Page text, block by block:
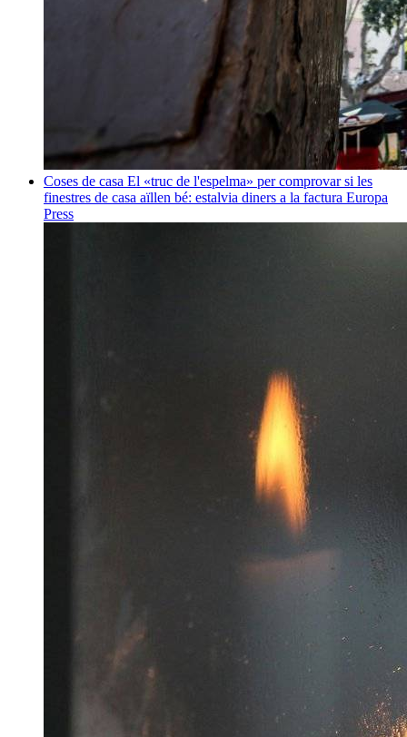
Coses de casa El «truc de l'espelma» per comprovar si les
finestres de casa aïllen bé: estalvia diners a la factura Europa
Press